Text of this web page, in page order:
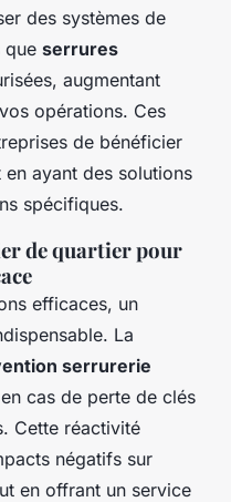
des systèmes de
que serrures
augmentant
opérations. Ces
de bénéficier
en ayant des solutions
spécifiques.
de quartier pour
efficaces, un
La
serrurerie
cas de perte de clés
Cette réactivité
négatifs sur
en offrant un service